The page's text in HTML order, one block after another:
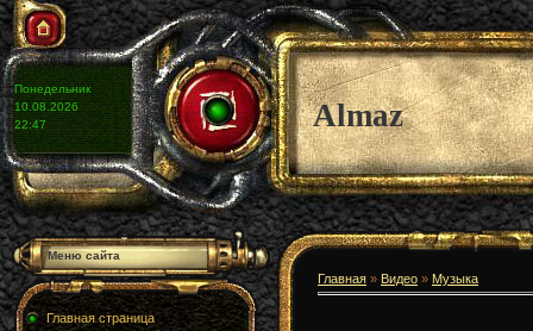
Понедельник
10.08.2026
22:47
Almaz
Меню сайта
Главная страница
Главная » Видео » Музыка